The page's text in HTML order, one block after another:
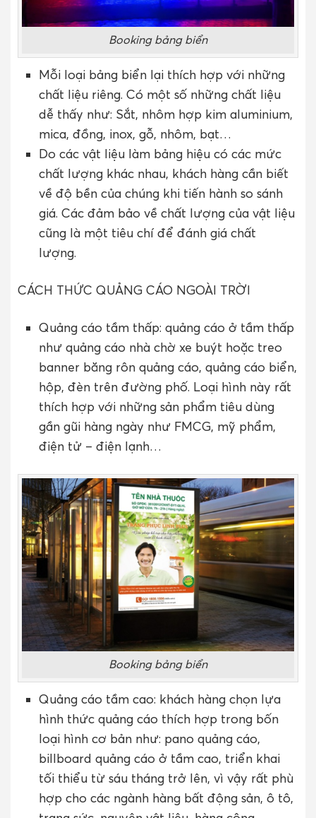
Booking bảng biển
Mỗi loại bảng biển lại thích hợp với những
chất liệu riêng. Có một số những chất liệu
dễ thấy như: Sắt, nhôm hợp kim aluminium,
mica, đồng, inox, gỗ, nhôm, bạt…
Do các vật liệu làm bảng hiệu có các mức
chất lượng khác nhau, khách hàng cần biết
về độ bền của chúng khi tiến hành so sánh
giá. Các đảm bảo về chất lượng của vật liệu
cũng là một tiêu chí để đánh giá chất
lượng.
CÁCH THỨC QUẢNG CÁO NGOÀI TRỜI
Quảng cáo tầm thấp: quảng cáo ở tầm thấp
như quảng cáo nhà chờ xe buýt hoặc treo
banner băng rôn quảng cáo, quảng cáo biển,
hộp, đèn trên đường phố. Loại hình này rất
thích hợp với những sản phẩm tiêu dùng
gần gũi hàng ngày như FMCG, mỹ phẩm,
điện tử – điện lạnh…
Booking bảng biển
Quảng cáo tầm cao: khách hàng chọn lựa
hình thức quảng cáo thích hợp trong bốn
loại hình cơ bản như: pano quảng cáo,
billboard quảng cáo ở tầm cao, triển khai
tối thiểu từ sáu tháng trở lên, vì vậy rất phù
hợp cho các ngành hàng bất động sản, ô tô,